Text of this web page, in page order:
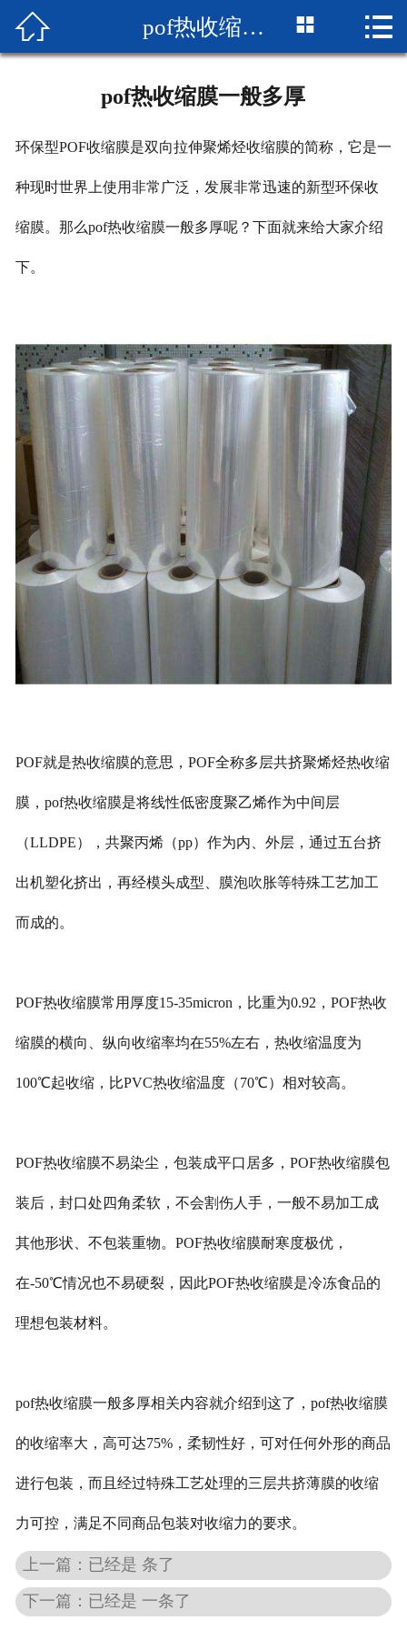
网站首页
荣誉资质
联系我们
 pof热收缩膜一般多厚  
pof热收缩膜一般多厚
环保型POF收缩膜是双向拉伸聚烯烃收缩膜的简称，它是一
种现时世界上使用非常广泛，发展非常迅速的新型环保收
缩膜。那么pof热收缩膜一般多厚呢？下面就来给大家介绍
下。
POF就是热收缩膜的意思，POF全称多层共挤聚烯烃热收缩
膜，pof热收缩膜是将线性低密度聚乙烯作为中间层
（LLDPE），共聚丙烯（pp）作为内、外层，通过五台挤
出机塑化挤出，再经模头成型、膜泡吹胀等特殊工艺加工
而成的。
POF热收缩膜常用厚度15-35micron，比重为0.92，POF热收
缩膜的横向、纵向收缩率均在55%左右，热收缩温度为
100℃起收缩，比PVC热收缩温度（70℃）相对较高。
POF热收缩膜不易染尘，包装成平口居多，POF热收缩膜包
装后，封口处四角柔软，不会割伤人手，一般不易加工成
其他形状、不包装重物。POF热收缩膜耐寒度极优，
在-50℃情况也不易硬裂，因此POF热收缩膜是冷冻食品的
理想包装材料。
pof热收缩膜一般多厚相关内容就介绍到这了，pof热收缩膜
的收缩率大，高可达75%，柔韧性好，可对任何外形的商品
进行包装，而且经过特殊工艺处理的三层共挤薄膜的收缩
力可控，满足不同商品包装对收缩力的要求。
上一篇：已经是 条了
下一篇：已经是 一条了